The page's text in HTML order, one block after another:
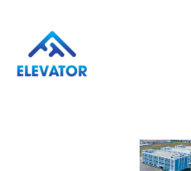
content